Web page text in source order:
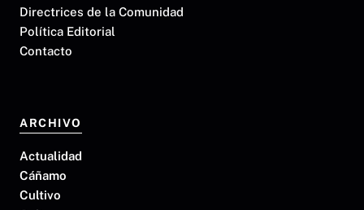
Directrices de la Comunidad
Política Editorial
Contacto
ARCHIVO
Actualidad
Cáñamo
Cultivo